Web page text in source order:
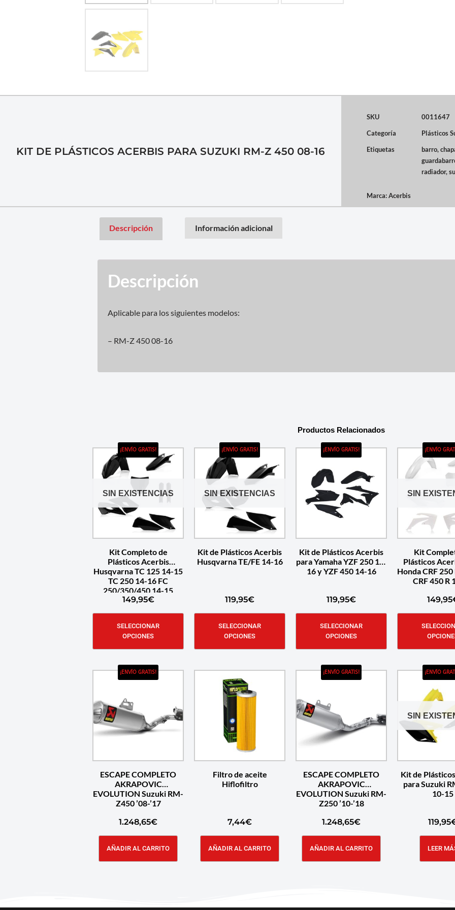
KIT DE PLÁSTICOS ACERBIS PARA SUZUKI RM-Z 450 08-16
SKU
0011647
Categoría
Plásticos
Etiquetas
barro,
radiador,
Marca:Acerbis
Descripción Información adicional
Descripción
Aplicable para los siguientes modelos:
– RM-Z 450 08-16
Productos Relacionados
SIN EXISTENCIAS
¡ENVÍO GRATIS!
Kit Completo de
Plásticos Acerbis
Husqvarna TC 125 14-15
TC 250 14-16 FC
250/350/450 14-15
149,95€
SELECCIONAR
OPCIONES
SIN EXISTENCIAS
¡ENVÍO GRATIS!
Kit de Plásticos Acerbis
Husqvarna TE/FE 14-16
119,95€
SELECCIONAR
OPCIONES
¡ENVÍO GRATIS!
Kit de Plásticos Acerbis
para Yamaha YZF 250 14-
16 y YZF 450 14-16
119,95€
SELECCIONAR
OPCIONES
SIN
¡ENVÍO
Kit
Plásticos
Honda CRF
CRF 450 R
149,95
¡ENVÍO GRATIS!
ESCAPE COMPLETO
AKRAPOVIC
EVOLUTION Suzuki RM-
Z450 ’08-’17
1.248,65€
AÑADIR AL CARRITO
Filtro de aceite
Hiflofiltro
7,44€
AÑADIR AL CARRITO
¡ENVÍO GRATIS!
ESCAPE COMPLETO
AKRAPOVIC
EVOLUTION Suzuki RM-
Z250 ’10-’18
1.248,65€
AÑADIR AL CARRITO
SIN
¡ENVÍO
Kit de
para Suzuki
10-15
119,95
LEER